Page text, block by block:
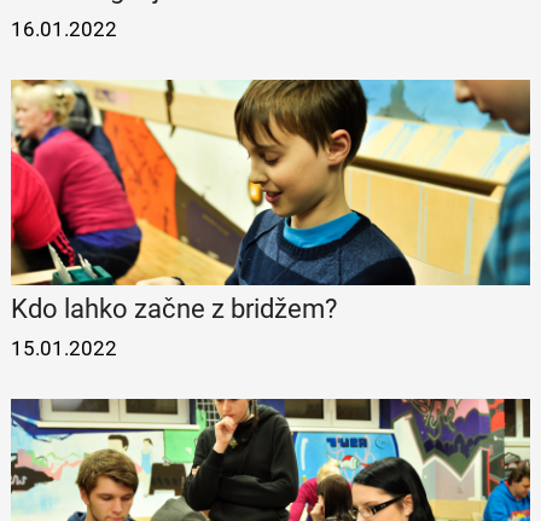
16.01.2022
Kdo lahko začne z bridžem?
15.01.2022